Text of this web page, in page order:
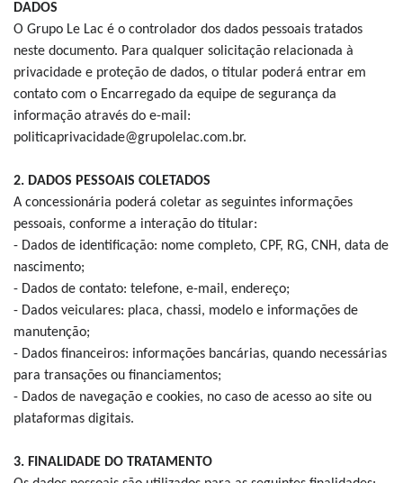
DADOS
O Grupo Le Lac é o controlador dos dados pessoais tratados
neste documento. Para qualquer solicitação relacionada à
privacidade e proteção de dados, o titular poderá entrar em
contato com o Encarregado da equipe de segurança da
informação através do e-mail:
politicaprivacidade@grupolelac.com.br.
2. DADOS PESSOAIS COLETADOS
A concessionária poderá coletar as seguintes informações
pessoais, conforme a interação do titular:
- Dados de identificação: nome completo, CPF, RG, CNH, data de
nascimento;
- Dados de contato: telefone, e-mail, endereço;
- Dados veiculares: placa, chassi, modelo e informações de
manutenção;
- Dados financeiros: informações bancárias, quando necessárias
para transações ou financiamentos;
- Dados de navegação e cookies, no caso de acesso ao site ou
plataformas digitais.
3. FINALIDADE DO TRATAMENTO